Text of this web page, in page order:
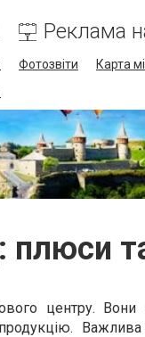
Реклама
Фотозвіти Карта
плюси
центру.
Важлива